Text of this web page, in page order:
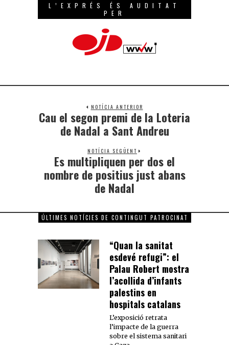
L’EXPRÉS ÉS AUDITAT
PER
NOTÍCIA ANTERIOR
Cau el segon premi de la Loteria
de Nadal a Sant Andreu
NOTÍCIA SEGÜENT
Es multipliquen per dos el
nombre de positius just abans
de Nadal
ÚLTIMES NOTÍCIES DE CONTINGUT PATROCINAT
“Quan la sanitat
esdevé refugi”: el
Palau Robert mostra
l’acollida d’infants
palestins en
hospitals catalans
L’exposició retrata
l’impacte de la guerra
sobre el sistema sanitari